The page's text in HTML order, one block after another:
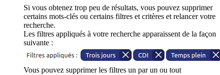
Si vous obtenez trop peu de résultats, vous pouvez supprimer
certains mots-clés ou certains filtres et critères et relancer votre
recherche.
Les filtres appliqués à votre recherche apparaissent de la façon
suivante :
Vous pouvez supprimer les filtres un par un ou tout